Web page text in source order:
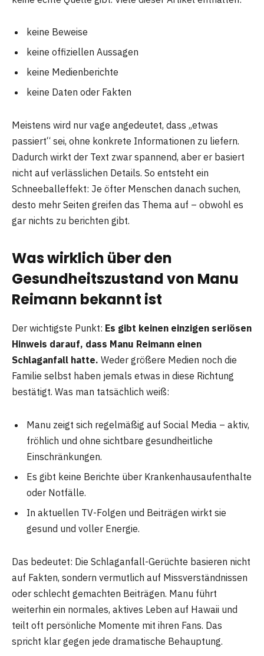
keine Beweise
keine offiziellen Aussagen
keine Medienberichte
keine Daten oder Fakten
Meistens wird nur vage angedeutet, dass „etwas
passiert“ sei, ohne konkrete Informationen zu liefern.
Dadurch wirkt der Text zwar spannend, aber er basiert
nicht auf verlässlichen Details. So entsteht ein
Schneeballeffekt: Je öfter Menschen danach suchen,
desto mehr Seiten greifen das Thema auf – obwohl es
gar nichts zu berichten gibt.
Was wirklich über den
Gesundheitszustand von Manu
Reimann bekannt ist
Der wichtigste Punkt: Es gibt keinen einzigen seriösen
Hinweis darauf, dass Manu Reimann einen
Schlaganfall hatte. Weder größere Medien noch die
Familie selbst haben jemals etwas in diese Richtung
bestätigt. Was man tatsächlich weiß:
Manu zeigt sich regelmäßig auf Social Media – aktiv,
fröhlich und ohne sichtbare gesundheitliche
Einschränkungen.
Es gibt keine Berichte über Krankenhausaufenthalte
oder Notfälle.
In aktuellen TV-Folgen und Beiträgen wirkt sie
gesund und voller Energie.
Das bedeutet: Die Schlaganfall-Gerüchte basieren nicht
auf Fakten, sondern vermutlich auf Missverständnissen
oder schlecht gemachten Beiträgen. Manu führt
weiterhin ein normales, aktives Leben auf Hawaii und
teilt oft persönliche Momente mit ihren Fans. Das
spricht klar gegen jede dramatische Behauptung.